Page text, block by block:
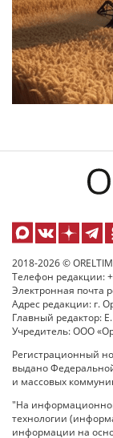
2018-2026 ©
Телефон редакции:
Электронная почта
Адрес редакции: г.
Главный редактор:
Учредитель: ООО
Регистрационный
выдано
и массовых
"На
технологии
информации на